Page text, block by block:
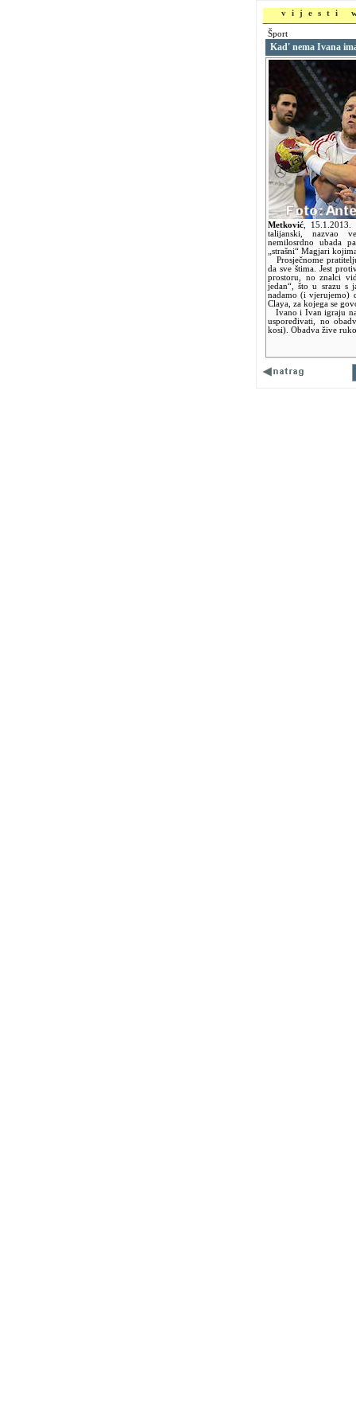
vijesti
Šport
Kad' nema Ivana
Metković 15.1.2013.
talijanski, nazvao
nemilosrdno ubada
„strašni“ Magjari
Prosječnome
da sve štima. Jest
prostoru, no znalci
jedan“, što u srazu s
nadamo (i vjerujemo)
Claya, za kojega se
Ivano i Ivan igraju
uspoređivati, no
kosi). Obadva žive